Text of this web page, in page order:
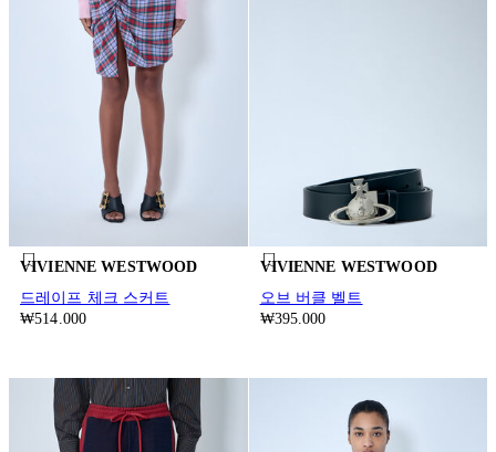
VIVIENNE WESTWOOD
드레이프 체크 스커트
₩514.000
VIVIENNE WESTWOOD
오브 버클 벨트
₩395.000